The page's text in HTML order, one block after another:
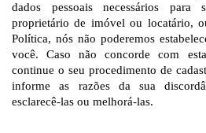
dados pessoais necessários para
proprietário de imóvel ou locatário,
Política, nós não poderemos
você. Caso não concorde com
continue o seu procedimento de
informe as razões da sua
esclarecê-las ou melhorá-las.